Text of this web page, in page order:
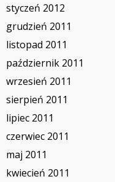
styczeń 2012
grudzień 2011
listopad 2011
październik 2011
wrzesień 2011
sierpień 2011
lipiec 2011
czerwiec 2011
maj 2011
kwiecień 2011